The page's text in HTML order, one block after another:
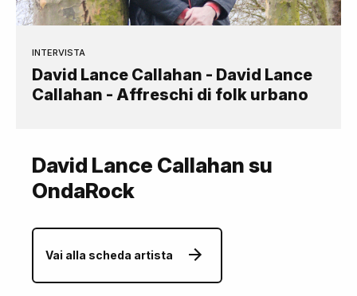
INTERVISTA
David Lance Callahan - David Lance
Callahan - Affreschi di folk urbano
David Lance Callahan su
OndaRock
Vai alla scheda artista